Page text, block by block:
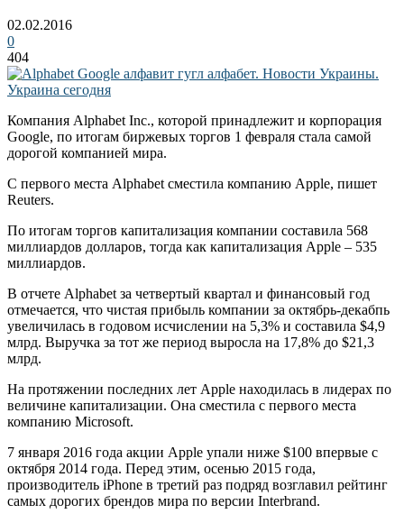
02.02.2016
0
404
Компания Alphabet Inc., которой принадлежит и корпорация
Google, по итогам биржевых торгов 1 февраля стала самой
дорогой компанией мира.
С первого места Alphabet сместила компанию Apple, пишет
Reuters.
По итогам торгов капитализация компании составила 568
миллиардов долларов, тогда как капитализация Apple – 535
миллиардов.
В отчете Alphabet за четвертый квартал и финансовый год
отмечается, что чистая прибыль компании за октябрь-декабпь
увеличилась в годовом исчислении на 5,3% и составила $4,9
млрд. Выручка за тот же период выросла на 17,8% до $21,3
млрд.
На протяжении последних лет Apple находилась в лидерах по
величине капитализации. Она сместила с первого места
компанию Microsoft.
7 января 2016 года акции Apple упали ниже $100 впервые с
октября 2014 года. Перед этим, осенью 2015 года,
производитель iPhone в третий раз подряд возглавил рейтинг
самых дорогих брендов мира по версии Interbrand.